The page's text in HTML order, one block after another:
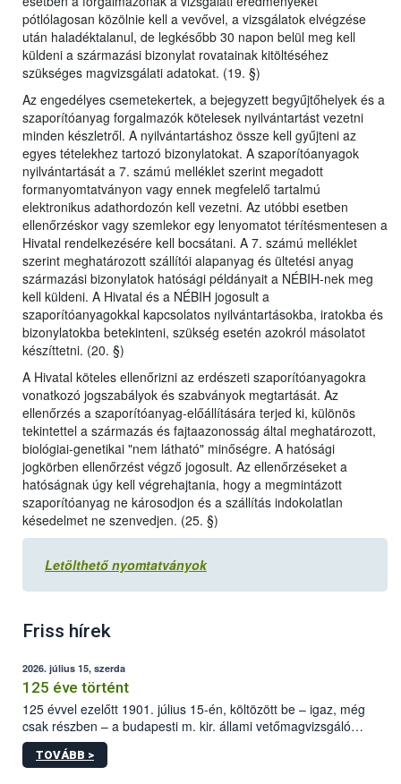
pótlólagosan közölnie kell a vevővel, a vizsgálatok elvégzése
után haladéktalanul, de legkésőbb 30 napon belül meg kell
küldeni a származási bizonylat rovatainak kitöltéséhez
szükséges magvizsgálati adatokat. (19. §)
Az engedélyes csemetekertek, a bejegyzett begyűjtőhelyek és a
szaporítóanyag forgalmazók kötelesek nyilvántartást vezetni
minden készletről. A nyilvántartáshoz össze kell gyűjteni az
egyes tételekhez tartozó bizonylatokat. A szaporítóanyagok
nyilvántartását a 7. számú melléklet szerint megadott
formanyomtatványon vagy ennek megfelelő tartalmú
elektronikus adathordozón kell vezetni. Az utóbbi esetben
ellenőrzéskor vagy szemlekor egy lenyomatot térítésmentesen a
Hivatal rendelkezésére kell bocsátani. A 7. számú melléklet
szerint meghatározott szállítói alapanyag és ültetési anyag
származási bizonylatok hatósági példányait a NÉBIH-nek meg
kell küldeni. A Hivatal és a NÉBIH jogosult a
szaporítóanyagokkal kapcsolatos nyilvántartásokba, iratokba és
bizonylatokba betekinteni, szükség esetén azokról másolatot
készíttetni. (20. §)
A Hivatal köteles ellenőrizni az erdészeti szaporítóanyagokra
vonatkozó jogszabályok és szabványok megtartását. Az
ellenőrzés a szaporítóanyag-előállítására terjed ki, különös
tekintettel a származás és fajtaazonosság által meghatározott,
biológiai-genetikai "nem látható" minőségre. A hatósági
jogkörben ellenőrzést végző jogosult. Az ellenőrzéseket a
hatóságnak úgy kell végrehajtania, hogy a megmintázott
szaporítóanyag ne károsodjon és a szállítás indokolatlan
késedelmet ne szenvedjen. (25. §)
Letölthető nyomtatványok
Friss hírek
2026. július 15, szerda
125 éve történt
125 évvel ezelőtt 1901. július 15-én, költözött be – igaz, még
csak részben – a budapesti m. kir. állami vetőmagvizsgáló
állomás a Kis Rókus utca 15. szám alatti, Czigler Győző által
tervezett új épületébe.
TOVÁBB >